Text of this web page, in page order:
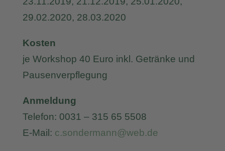
29.02.2020, 28.03.2020
Kosten
je Workshop 40 Euro inkl. Getränke und
Pausenverpflegung
Anmeldung
Telefon: 0031 – 315 65 5508
E-Mail: c.sondermann@web.de